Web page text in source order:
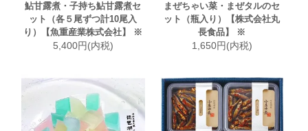
鮎甘露煮・子持ち鮎甘露煮セ
ット（各５尾ずつ計10尾入
り）【魚重産業株式会社】 ※
5,400円(内税)
まぜちゃい菜・まぜタルのセ
ット（瓶入り）【株式会社丸
長食品】 ※
1,650円(内税)